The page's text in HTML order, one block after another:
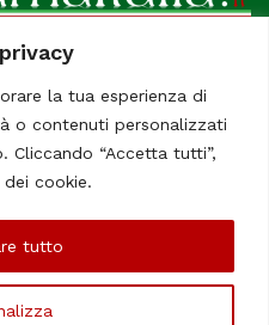
la tua esperienza di
o contenuti personalizzati
“Accetta tutti”,
cookie.
tutto
online preferito.
italiani residenti all'estero.
online indipendente